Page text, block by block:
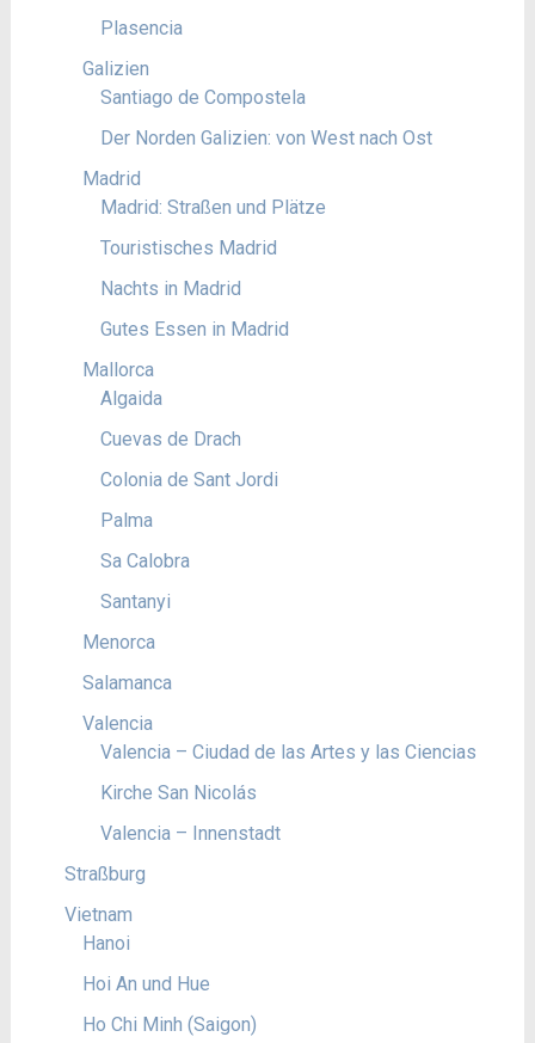
Plasencia
Galizien
Santiago de Compostela
Der Norden Galizien: von West nach Ost
Madrid
Madrid: Straßen und Plätze
Touristisches Madrid
Nachts in Madrid
Gutes Essen in Madrid
Mallorca
Algaida
Cuevas de Drach
Colonia de Sant Jordi
Palma
Sa Calobra
Santanyi
Menorca
Salamanca
Valencia
Valencia – Ciudad de las Artes y las Ciencias
Kirche San Nicolás
Valencia – Innenstadt
Straßburg
Vietnam
Hanoi
Hoi An und Hue
Ho Chi Minh (Saigon)